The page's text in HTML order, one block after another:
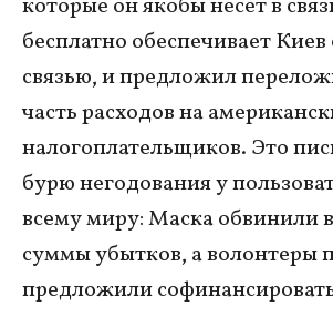
которые он якобы несет в
бесплатно обеспечивает
связью, и предложил
часть расходов на
налогоплательщиков. Это
бурю негодования у
всему миру: Маска обвинили
суммы убытков, а волонтеры
предложили